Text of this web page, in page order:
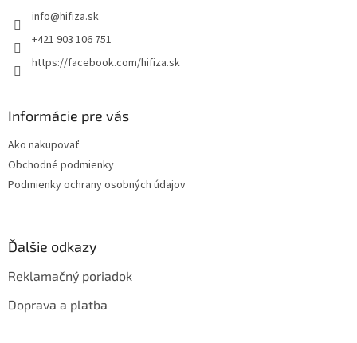
info@hifiza.sk
+421 903 106 751
https://facebook.com/hifiza.sk
Informácie pre vás
Ako nakupovať
Obchodné podmienky
Podmienky ochrany osobných údajov
Ďalšie odkazy
Reklamačný poriadok
Doprava a platba